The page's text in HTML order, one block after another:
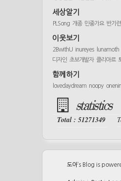
세상알기
PLSong 개종 민중가요 반기련
이웃보기
2BwithU inureyes lunamoth
디자인 초보개발자 클리아르
함께하기
lovedaydream noopy
statistics
Total : 51271349
도아’s Blog is